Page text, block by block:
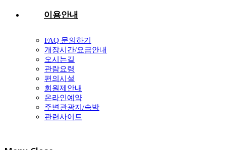
이용안내
FAQ 문의하기
개장시간/요금안내
오시는길
관람요령
편의시설
회원제안내
온라인예약
주변관광지/숙박
관련사이트